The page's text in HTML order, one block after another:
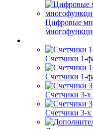
Цифровые
Счетчики 1-
Счетчики 1-
Счетчики 3-
Счетчики 3-